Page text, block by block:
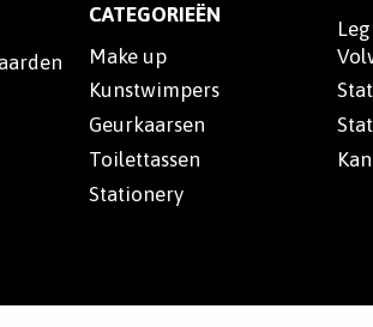
CATEGORIEËN
Make up
Kunstwimpers
Geurkaarsen
Toilettassen
Stationery